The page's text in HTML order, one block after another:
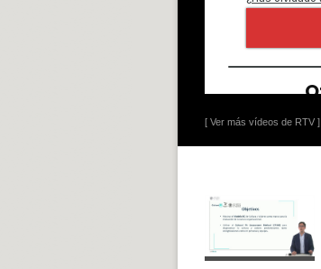
[ Ver más vídeos de RTV ]